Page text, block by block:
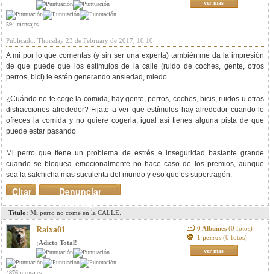
594 mensajes
ver mas
Publicado: Thursday 23 de February de 2017, 10:10
A mi por lo que comentas (y sin ser una experta) también me da la impresión
de que puede que los estímulos de la calle (ruido de coches, gente, otros
perros, bici) le estén generando ansiedad, miedo...
¿Cuándo no te coge la comida, hay gente, perros, coches, bicis, ruidos u otras
distracciones alrededor? Fijate a ver que estímulos hay alrededor cuando le
ofreces la comida y no quiere cogerla, igual así tienes alguna pista de que
puede estar pasando
Mi perro que tiene un problema de estrés e inseguridad bastante grande
cuando se bloquea emocionalmente no hace caso de los premios, aunque
sea la salchicha mas suculenta del mundo y eso que es supertragón.
Denunciar
mensaje
Citar
Titulo: Mi perro no come en la CALLE.
Raixa01
¡Adicto Total!
4876 mensajes
0 Albumes (0 fotos)
1 perros (0 fotos)
ver mas